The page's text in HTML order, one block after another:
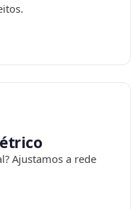
Ajustamos a rede